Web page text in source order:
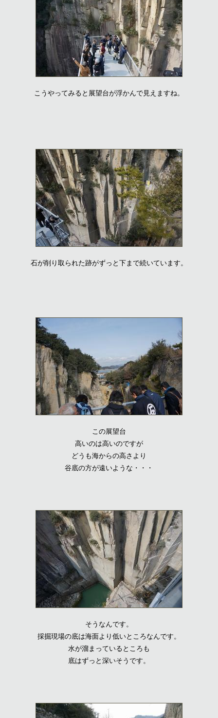
こうやってみると展望台が浮かんで見えますね。
石が削り取られた跡がずっと下まで続いています。
この展望台
高いのは高いのですが
どうも海からの高さより
谷底の方が遠いような・・・
そうなんです。
採掘現場の底は海面より低いところなんです。
水が溜まっているところも
底はずっと深いそうです。